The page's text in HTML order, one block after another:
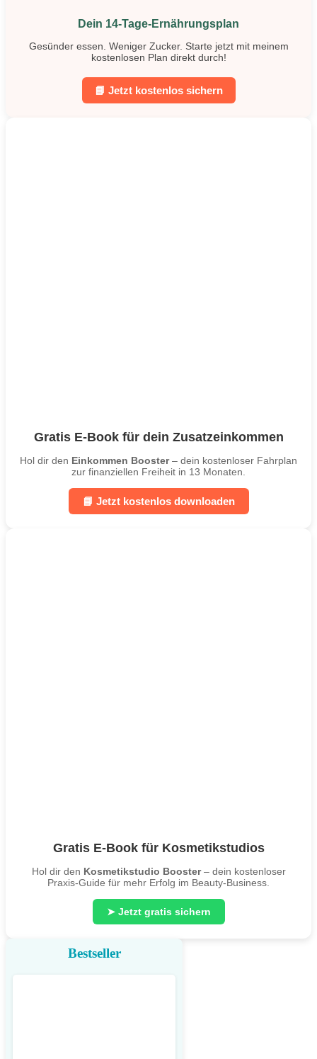
Dein 14-Tage-Ernährungsplan
Gesünder essen. Weniger Zucker. Starte jetzt mit meinem
kostenlosen Plan direkt durch!
📘 Jetzt kostenlos sichern
Gratis E-Book für dein Zusatzeinkommen
Hol dir den Einkommen Booster– dein kostenloser Fahrplan
zur finanziellen Freiheit in 13 Monaten.
📘 Jetzt kostenlos downloaden
Gratis E-Book für Kosmetikstudios
Hol dir den Kosmetikstudio Booster– dein kostenloser
Praxis-Guide für mehr Erfolg im Beauty-Business.
➤ Jetzt gratis sichern
Bestseller